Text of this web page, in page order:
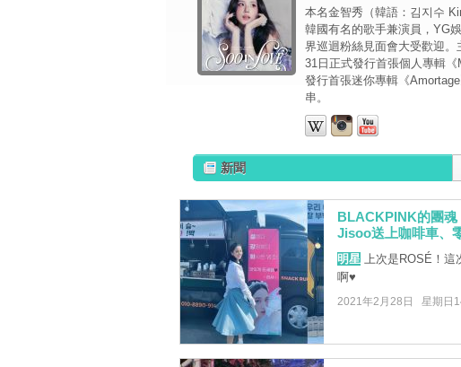
本名金智秀（韓語：김지수
韓國有名的歌手兼演員，YG
界巡迴粉絲見面會大受歡迎。
31日正式發行首張個人專輯
發行首張迷你專輯《
串。
新聞
BLACKPINK的團
Jisoo送上咖啡車、
明星上次是ROSÉ！這
啊♥
2021年2月28日 星期日